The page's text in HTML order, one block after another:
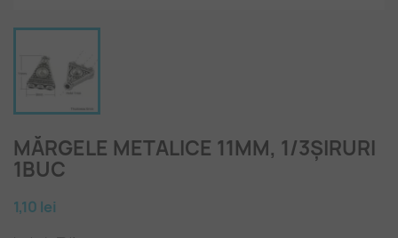
MĂRGELE METALICE 11MM, 1/3ȘIRURI
1BUC
1,10 lei